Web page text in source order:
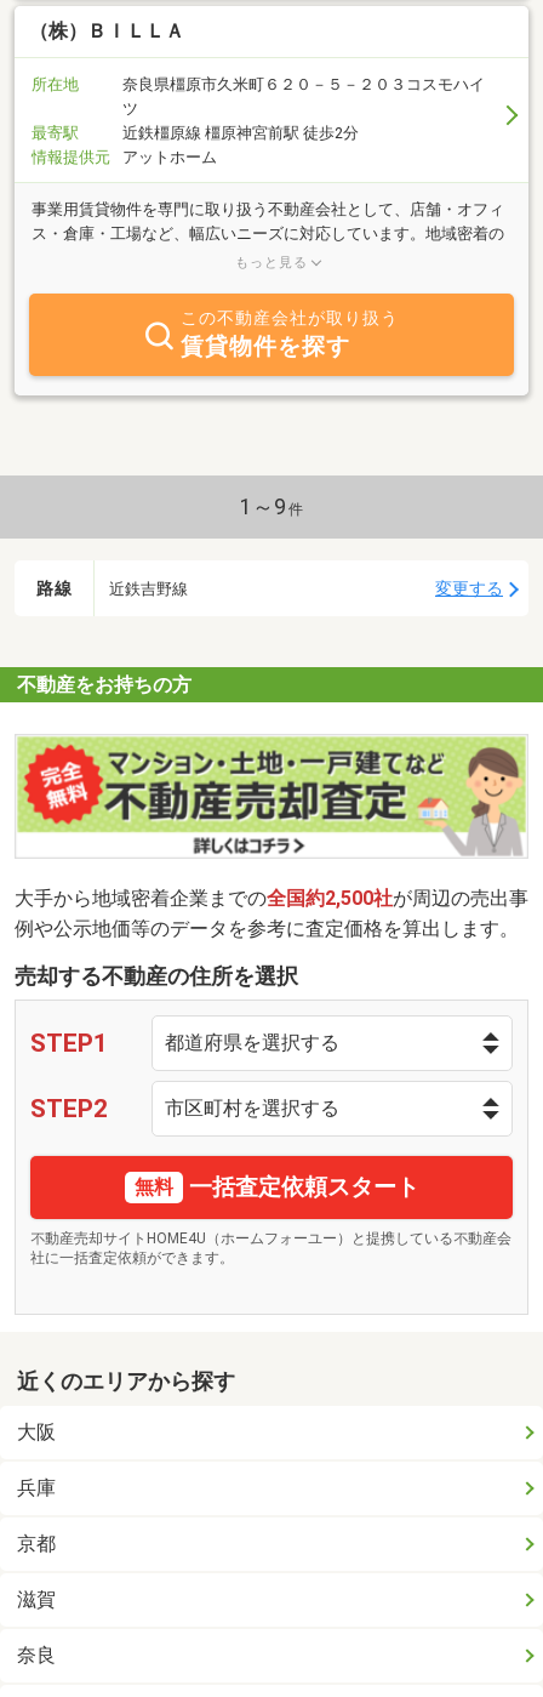
（株）ＢＩＬＬＡ
所在地
奈良県橿原市久米町６２０－５－２０３コスモハイ
ツ
最寄駅
近鉄橿原線 橿原神宮前駅 徒歩2分
情報提供元
アットホーム
事業用賃貸物件を専門に取り扱う不動産会社として、店舗・オフィ
ス・倉庫・工場など、幅広いニーズに対応しています。地域密着の
情報力とスピーディな対応を強みに、開業・移転・拡張など、事業
く、契約条件の調整や内装・設備のご相談まで、事業の成功を支え
るパートナーとして、誠実にサポートいたします。まずはお気軽に
もっと見る
この不動産会社が取り扱う
賃貸物件を探す
1～9 件
路線 近鉄吉野線 変更する
不動産をお持ちの方
大手から地域密着企業までの全国約2,500社が周辺の売出事
例や公示地価等のデータを参考に査定価格を算出します。
売却する不動産の住所を選択
STEP1
STEP2
無料 一括査定依頼スタート
不動産売却サイトHOME4U（ホームフォーユー）と提携している不動産会
社に一括査定依頼ができます。
近くのエリアから探す
大阪
兵庫
京都
滋賀
奈良